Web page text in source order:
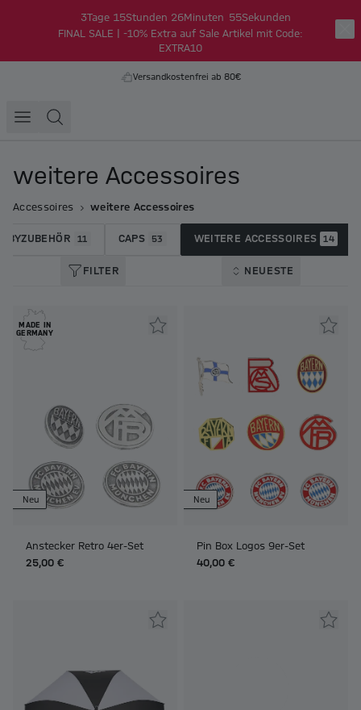
3Tage 15Stunden 26Minuten 55Sekunden
FINAL SALE | -10% Extra auf Sale Artikel mit Code:
EXTRA10
Versandkostenfrei ab 80€
weitere Accessoires
Accessoires weitere Accessoires
11 CAPS 53 WEITERE ACCESSOIRES 14
FILTER NEUESTE
Neu
MADE IN
GERMANY
Anstecker Retro 4er-Set
25,00 €
Neu
Pin Box Logos 9er-Set
40,00 €